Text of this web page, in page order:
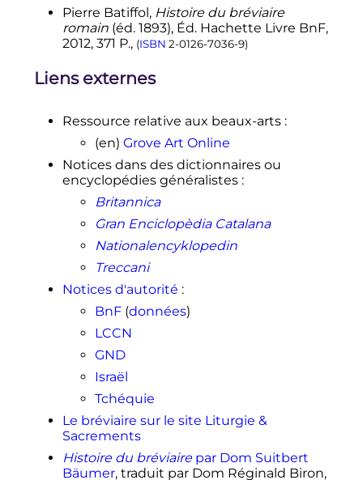
Pierre Batiffol, Histoire du bréviaire
romain(éd. 1893), Éd. Hachette Livre BnF,
2012, 371 P., (ISBN 2-0126-7036-9)
Liens externes
Ressource relative aux beaux-arts:
(en) Grove Art Online
Notices dans des dictionnaires ou
encyclopédies généralistes:
Britannica
Gran Enciclopèdia Catalana
Nationalencyklopedin
Treccani
Notices d'autorité :
BnF(données)
LCCN
GND
Israël
Tchéquie
Le bréviaire sur le site Liturgie &
Sacrements
Histoire du bréviairepar Dom Suitbert
Bäumer, traduit par Dom Réginald Biron,